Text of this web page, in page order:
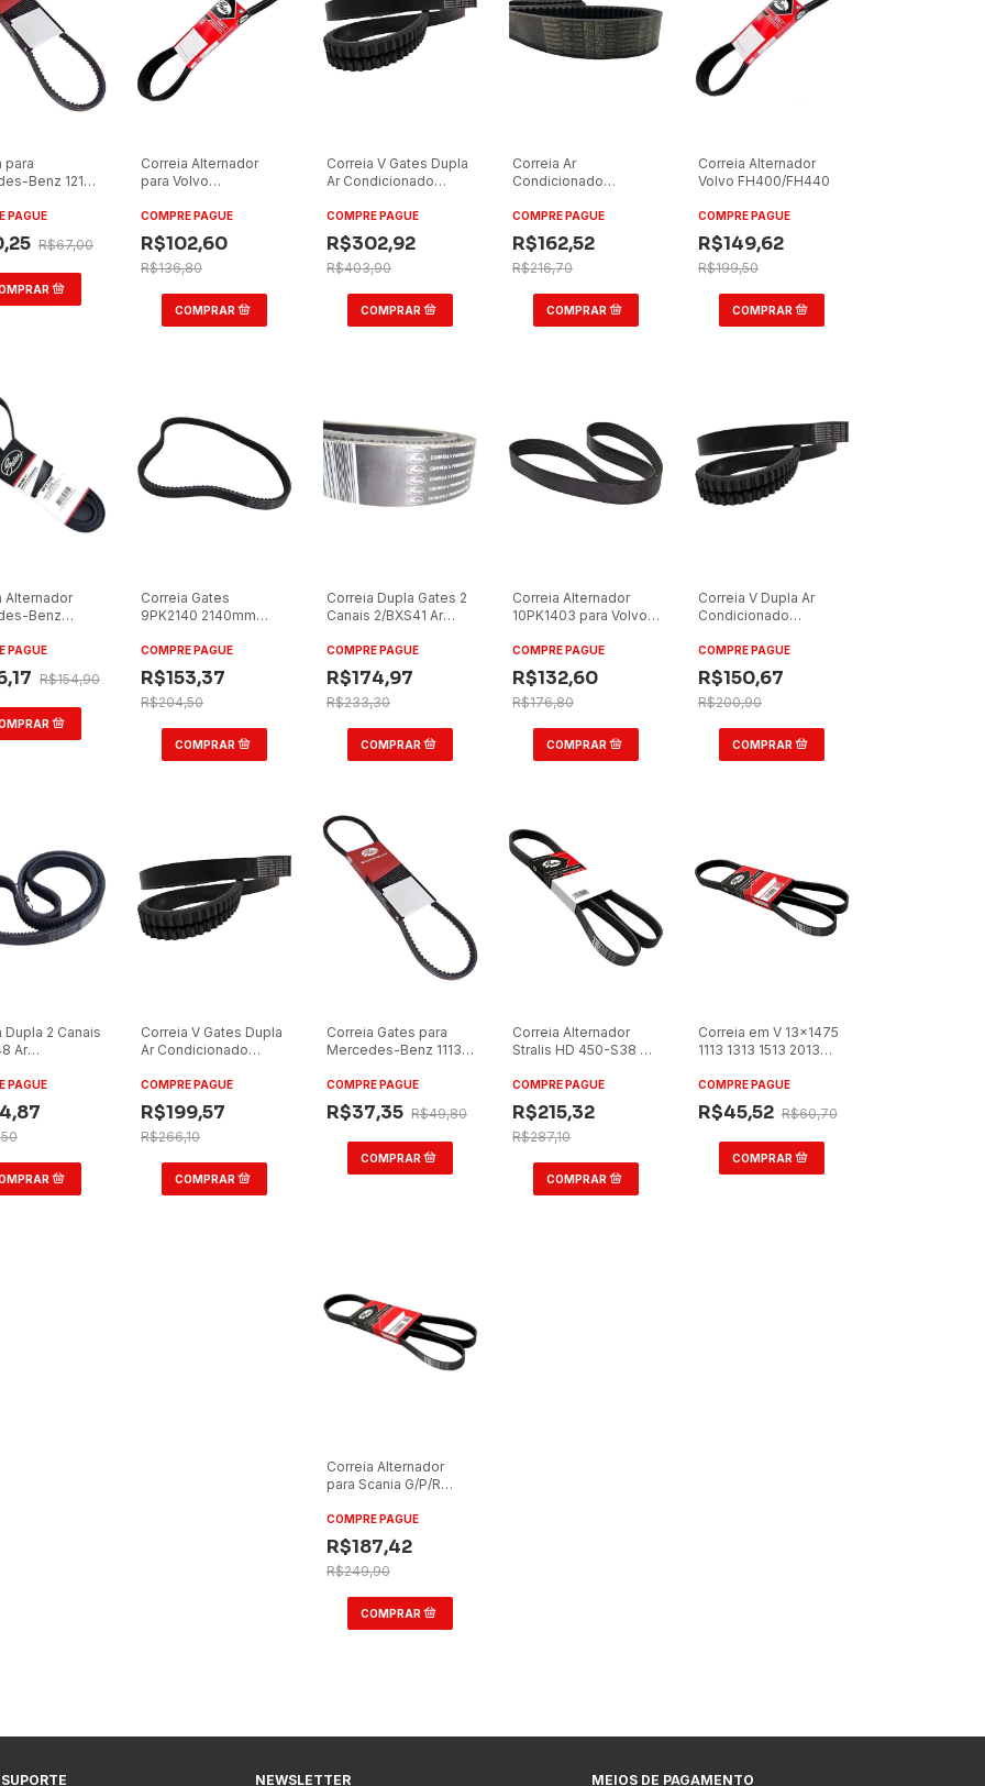
para
Benz 1218
PAGUE
R$67,00
Correia Alternador
para Volvo
COMPRE PAGUE
R$102,60
R$136,80
Correia V Gates Dupla
Ar Condicionado
COMPRE PAGUE
R$302,92
R$403,90
Correia Ar
Condicionado
BRT 2014
COMPRE PAGUE
R$162,52
R$216,70
Correia Alternador
Volvo FH400/FH440
COMPRE PAGUE
R$149,62
R$199,50
Alternador
Benz
PAGUE
R$154,90
Correia Gates
9PK2140 2140mm
Alternador
COMPRE PAGUE
R$153,37
R$204,50
Correia Dupla Gates 2
Canais 2/BXS41 Ar
(Ônibus)
COMPRE PAGUE
R$174,97
R$233,30
Correia Alternador
10PK1403 para Volvo
COMPRE PAGUE
R$132,60
R$176,80
Correia V Dupla Ar
Condicionado
COMPRE PAGUE
R$150,67
R$200,90
Dupla 2 Canais
Ar
PAGUE
Correia V Gates Dupla
Ar Condicionado
COMPRE PAGUE
R$199,57
R$266,10
Correia Gates para
Mercedes-Benz 1113
COMPRE PAGUE
R$37,35 R$49,80
Correia Alternador
Stralis HD 450-S38 T
COMPRE PAGUE
R$215,32
R$287,10
Correia em V 13x1475
1113 1313 1513 2013
COMPRE PAGUE
R$45,52 R$60,70
Correia Alternador
para Scania G/P/R
COMPRE PAGUE
R$187,42
R$249,90
NEWSLETTER MEIOS DE PAGAMENTO